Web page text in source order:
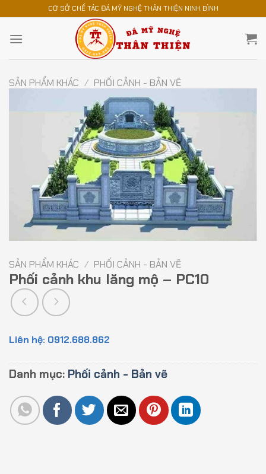
nội
CƠ SỞ CHẾ TÁC ĐÁ MỸ NGHỆ THÂN THIỆN NINH BÌNH
SẢN PHẨM KHÁC / PHỐI CẢNH - BẢN VẼ
SẢN PHẨM KHÁC / PHỐI CẢNH - BẢN VẼ
Phối cảnh khu lăng mộ – PC10
Liên hệ: 0912.688.862
Danh mục: Phối cảnh - Bản vẽ